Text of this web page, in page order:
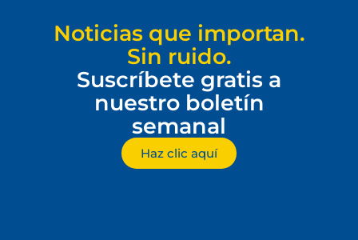
Noticias que importan.
Sin ruido.
Suscríbete gratis a
nuestro boletín
semanal
Haz clic aquí